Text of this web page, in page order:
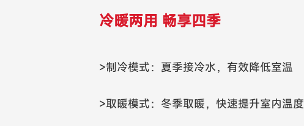
冷暖两用 畅享四季
>制冷模式：夏季接冷水，有效降低室温
>取暖模式：冬季取暖，快速提升室内温度